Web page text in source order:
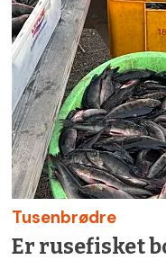
Tusenbrødre
Er rusefisket